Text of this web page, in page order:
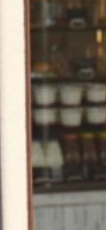
Ondernemers